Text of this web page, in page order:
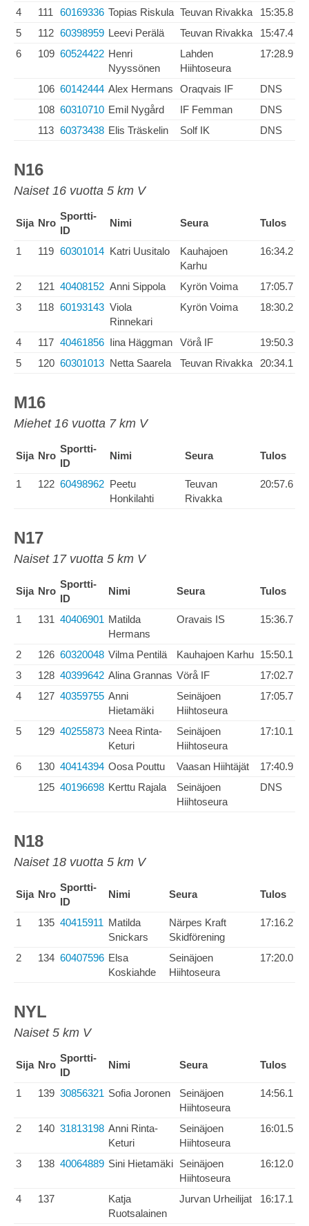
4 111 60169336 Topias Riskula Teuvan Rivakka
15:35.8
5
112 60398959 Leevi Perälä Teuvan Rivakka
15:47.4
6
109 60524422 Henri
Nyyssönen
Lahden
Hiihtoseura
17:28.9
106 60142444 Alex Hermans Oraqvais IF
DNS
108 60310710 Emil Nygård IF Femman
DNS
113 60373438 Elis Träskelin Solf IK DNS
N16
Naiset 16 vuotta 5 km V
Sija Nro
Sportti-
ID
Nimi Seura Tulos
1 119 60301014 Katri Uusitalo
Kauhajoen
Karhu
16:34.2
2 121 40408152 Anni Sippola Kyrön Voima
17:05.7
3
118 60193143 Viola
Rinnekari
Kyrön Voima 18:30.2
4 117 40461856 Iina Häggman Vörå IF
19:50.3
5
120 60301013 Netta Saarela Teuvan Rivakka 20:34.1
M16
Miehet 16 vuotta 7 km V
Sija Nro
Sportti-
ID
Nimi Seura Tulos
1 122 60498962 Peetu
Honkilahti
Teuvan
Rivakka
20:57.6
N17
Naiset 17 vuotta 5 km V
Sija Nro
Sportti-
ID
Nimi Seura Tulos
1 131 40406901 Matilda
Hermans
Oravais IS 15:36.7
2 126 60320048 Vilma Pentilä Kauhajoen Karhu 15:50.1
3
128 40399642 Alina Grannas Vörå IF
17:02.7
4
127 40359755 Anni
Hietamäki
Seinäjoen
Hiihtoseura
17:05.7
5 129 40255873 Neea Rinta-
Keturi
Seinäjoen
Hiihtoseura
17:10.1
6 130 40414394 Oosa Pouttu Vaasan Hiihtäjät
17:40.9
125 40196698 Kerttu Rajala
Seinäjoen
Hiihtoseura
DNS
N18
Naiset 18 vuotta 5 km V
Sija Nro
Sportti-
ID
Nimi Seura Tulos
1 135 40415911 Matilda
Snickars
Närpes Kraft
Skidförening
17:16.2
2 134 60407596 Elsa
Koskiahde
Seinäjoen
Hiihtoseura
17:20.0
NYL
Naiset 5 km V
Sija Nro
Sportti-
ID
Nimi Seura Tulos
1 139 30856321 Sofia Joronen
Seinäjoen
Hiihtoseura
14:56.1
2 140 31813198 Anni Rinta-
Keturi
Seinäjoen
Hiihtoseura
16:01.5
3 138 40064889 Sini Hietamäki Seinäjoen
Hiihtoseura
16:12.0
4 137
Katja
Ruotsalainen
Jurvan Urheilijat 16:17.1